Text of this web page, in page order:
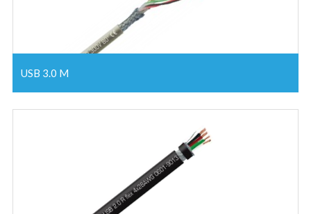
USB 3.0 M